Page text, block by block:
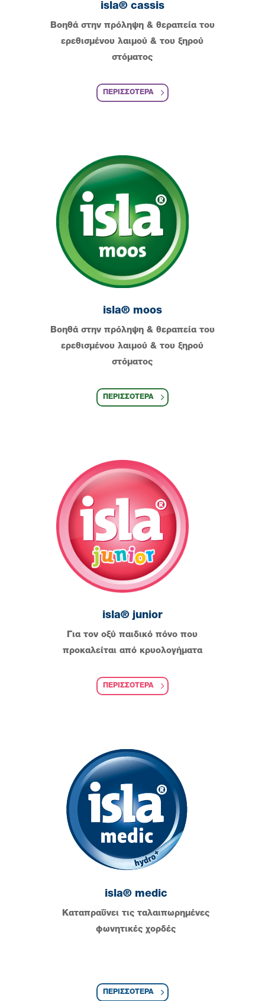
isla® cassis
Βοηθά στην πρόληψη & θεραπεία του
ερεθισμένου λαιμού & του ξηρού
στόματος
ΠΕΡΙΣΣΟΤΕΡΑ
isla® moos
Βοηθά στην πρόληψη & θεραπεία του
ερεθισμένου λαιμού & του ξηρού
στόματος
ΠΕΡΙΣΣΟΤΕΡΑ
isla® junior
Για τον οξύ παιδικό πόνο που
προκαλείται από κρυολογήματα
ΠΕΡΙΣΣΟΤΕΡΑ
isla® medic
Καταπραΰνει τις ταλαιπωρημένες
φωνητικές χορδές
ΠΕΡΙΣΣΟΤΕΡΑ